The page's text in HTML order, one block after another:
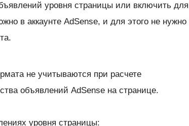
уровня страницы или включить для
в аккаунте AdSense, и для этого не нужно
не учитываются при расчете
объявлений AdSense на странице.
уровня страницы: